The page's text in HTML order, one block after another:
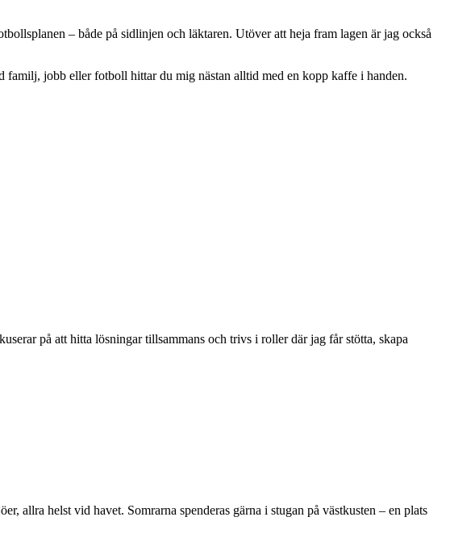
– både på sidlinjen och läktaren. Utöver att heja fram lagen är jag också
familj, jobb eller fotboll hittar du mig nästan alltid med en kopp kaffe i handen.
på att hitta lösningar tillsammans och trivs i roller där jag får stötta, skapa
allra helst vid havet. Somrarna spenderas gärna i stugan på västkusten – en plats